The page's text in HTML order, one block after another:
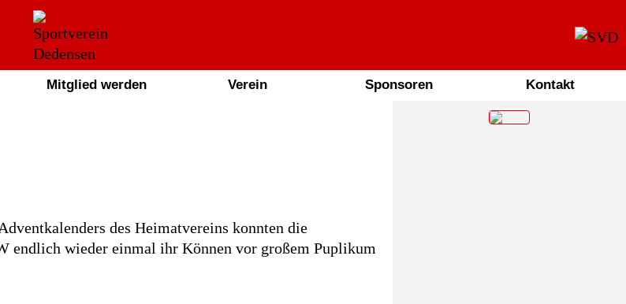
Mitglied werden Verein Sponsoren Kontakt
des Heimatvereins konnten die
endlich wieder einmal ihr Können vor großem Puplikum